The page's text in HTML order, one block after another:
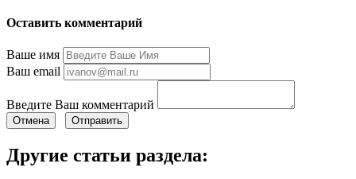
Оставить комментарий
Ваше имя
Ваш email
Введите Ваш комментарий
Отмена Отправить
Другие статьи раздела: